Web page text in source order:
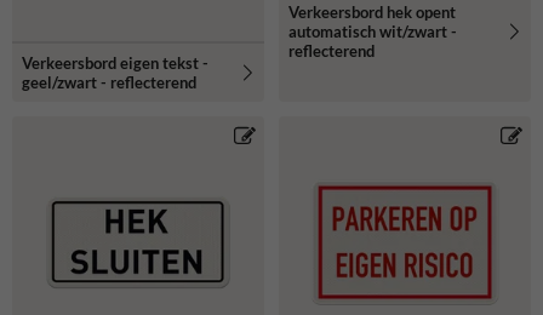
Verkeersbord eigen tekst -
geel/zwart - reflecterend
Verkeersbord hek opent
automatisch wit/zwart -
reflecterend